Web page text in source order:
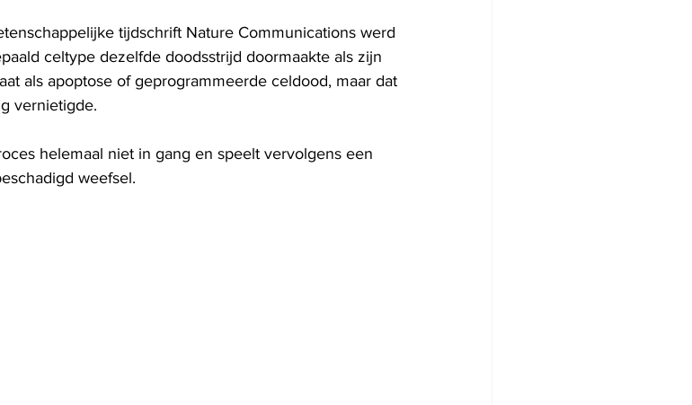
tijdschrift Nature Communications werd
celtype dezelfde doodsstrijd doormaakte als zijn
als apoptose of geprogrammeerde celdood, maar dat
vernietigde.
helemaal niet in gang en speelt vervolgens een
weefsel.